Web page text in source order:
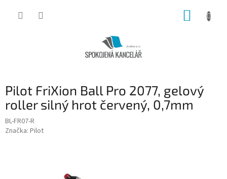
Pilot FriXion Ball Pro 2077, gelový
roller silný hrot červený, 0,7mm
BL-FR07-R
Značka: Pilot